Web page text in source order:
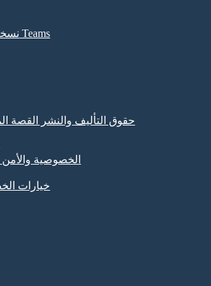
نسخة تجريبية مجانية لـ Teams
حقوق التأليف والنشر القصة
الخصوصية
خيارات